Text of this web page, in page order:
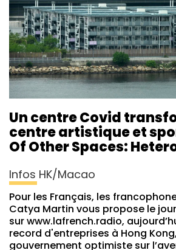
Un centre Covid
centre artistique et
Of Other Spaces:
Infos HK/Macao
Pour les Français, les
Catya Martin vous propose le
sur www.lafrench.radio,
record d'entreprises à Hong
gouvernement optimiste sur